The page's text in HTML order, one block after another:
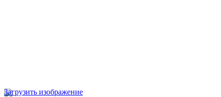
Загрузить изображение